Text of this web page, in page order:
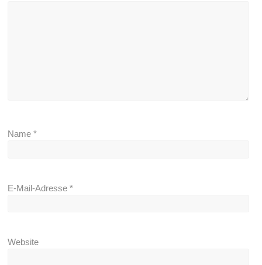
Name*
E-Mail-Adresse*
Website